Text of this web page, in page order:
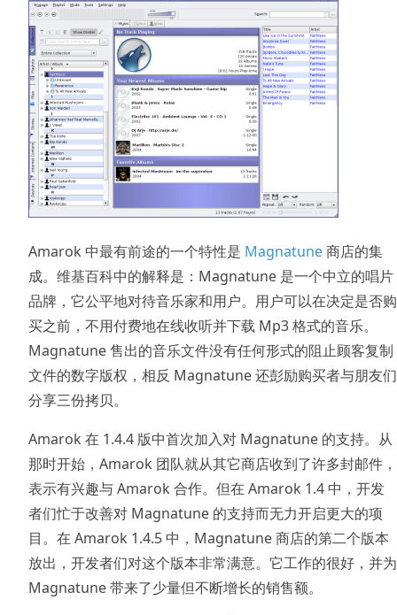
Amarok 中最有前途的一个特性是 Magnatune商店的集
成。维基百科中的解释是：Magnatune 是一个中立的唱片
品牌，它公平地对待音乐家和用户。用户可以在决定是否购
买之前，不用付费地在线收听并下载 Mp3 格式的音乐。
Magnatune 售出的音乐文件没有任何形式的阻止顾客复制
文件的数字版权，相反 Magnatune 还彭励购买者与朋友们
分享三份拷贝。
Amarok 在 1.4.4 版中首次加入对 Magnatune 的支持。从
那时开始，Amarok 团队就从其它商店收到了许多封邮件，
表示有兴趣与 Amarok 合作。但在 Amarok 1.4 中，开发
者们忙于改善对 Magnatune 的支持而无力开启更大的项
目。在 Amarok 1.4.5 中，Magnatune 商店的第二个版本
放出，开发者们对这个版本非常满意。它工作的很好，并为
Magnatune 带来了少量但不断增长的销售额。